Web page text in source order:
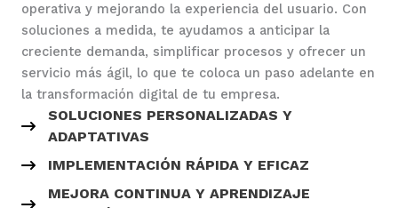
operativa y mejorando la experiencia del usuario. Con
soluciones a medida, te ayudamos a anticipar la
creciente demanda, simplificar procesos y ofrecer un
servicio más ágil, lo que te coloca un paso adelante en
la transformación digital de tu empresa.
SOLUCIONES PERSONALIZADAS Y
ADAPTATIVAS
IMPLEMENTACIÓN RÁPIDA Y EFICAZ
MEJORA CONTINUA Y APRENDIZAJE